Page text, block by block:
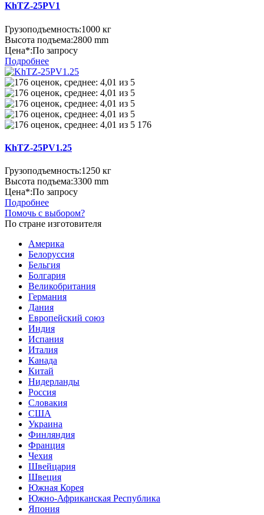
KhTZ-25PV1
Грузоподъемность:1000 кг
Высота подъема:2800 mm
Цена*:По запросу
Подробнее
176
KhTZ-25PV1.25
Грузоподъемность:1250 кг
Высота подъема:3300 mm
Цена*:По запросу
Подробнее
Помочь с выбором?
По стране изготовителя
Америка
Белоруссия
Бельгия
Болгария
Великобритания
Германия
Дания
Европейский союз
Индия
Испания
Италия
Канада
Китай
Нидерланды
Россия
Словакия
США
Украина
Финляндия
Франция
Чехия
Швейцария
Швеция
Южная Корея
Южно-Африканская Республика
Япония